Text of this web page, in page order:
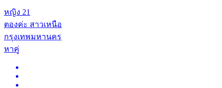
หญิง 21
ตองค่ะ สาวเหนือ
กรุงเทพมหานคร
หาคู่